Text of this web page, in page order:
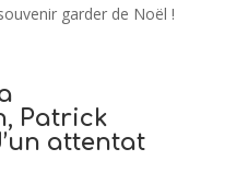
garder de Noël !
Patrick
attentat